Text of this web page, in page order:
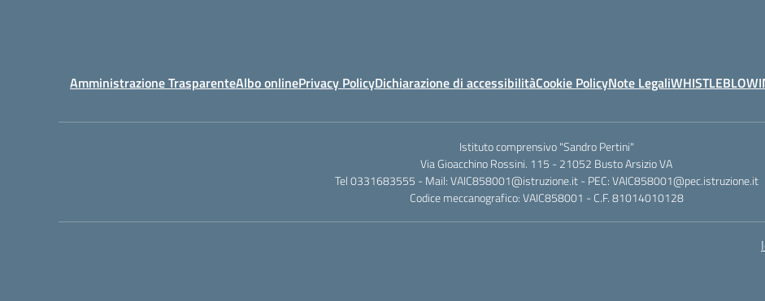
Amministrazione TrasparenteAlbo onlinePrivacy PolicyDichiarazione di accessibilitàCookie PolicyNote Legali
Istituto comprensivo "Sandro Pertini"
Via Gioacchino Rossini. 115 - 21052 Busto Arsizio VA
Tel 0331683555 - Mail: VAIC858001@istruzione.it - PEC: VAIC858001@pec.istruzione.it
Codice meccanografico: VAIC858001 - C.F. 81014010128